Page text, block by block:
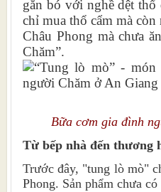
gắn bó với nghề dệt thổ
chỉ mua thổ cẩm mà
Châu Phong mà chưa
Chăm”.
Bữa cơm gia đình
Từ bếp nhà đến thương
Trước đây, "tung lò mò"
Phong. Sản phẩm chưa